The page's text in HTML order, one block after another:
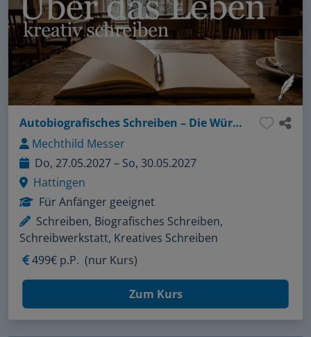
Autobiografisches Schreiben – Die Würze meines Lebens
Mechthild Messer
Do, 27.05.2027 – So, 30.05.2027
Hattingen
Für Anfänger geeignet
Schreiben, Biografisches Schreiben,
Schreibwerkstatt, Kreatives Schreiben
499€ p.P. (nur Kurs)
Zum Kurs